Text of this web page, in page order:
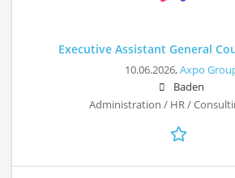
Executive Assistant General
10.06.2026,Axpo
Baden
Administration / HR /